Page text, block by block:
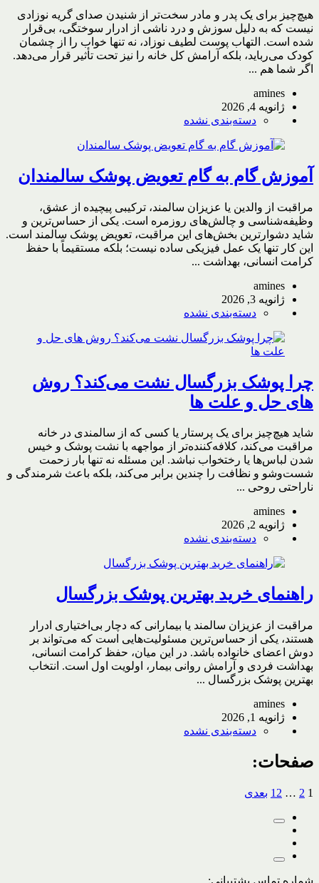
هیچ‌چیز برای یک پدر و مادر سخت‌تر از شنیدن صدای گریه نوزادی
نیست که به دلیل سوزش و درد ناشی از ادرار سوختگی، بی‌قرار
شده است. التهاب پوست لطیف نوزاد، نه تنها خواب را از چشمان
کودک می‌رباید، بلکه آرامش کل خانه را نیز تحت تأثیر قرار می‌دهد.
اگر شما هم ...
amines
ژانویه 4, 2026
دسته‌بندی نشده
آموزش گام به گام تعویض پوشک سالمندان
مراقبت از والدین یا عزیزان سالمند، ترکیبی پیچیده از عشق،
وظیفه‌شناسی و چالش‌های روزمره است. یکی از حساس‌ترین و
شاید دشوارترین بخش‌های این مراقبت، تعویض پوشک سالمند است.
این کار تنها یک عمل فیزیکی ساده نیست؛ بلکه مستقیماً با حفظ
کرامت انسانی، بهداشت ...
amines
ژانویه 3, 2026
دسته‌بندی نشده
چرا پوشک بزرگسال نشت می‌کند؟ روش
های حل و علت ها
شاید هیچ‌چیز برای یک پرستار یا کسی که از سالمندی در خانه
مراقبت می‌کند، کلافه‌کننده‌تر از مواجهه با نشت پوشک و خیس
شدن لباس‌ها یا رختخواب نباشد. این مسئله نه تنها بار زحمت
شست‌وشو و نظافت را چندین برابر می‌کند، بلکه باعث شرمندگی و
ناراحتی روحی ...
amines
ژانویه 2, 2026
دسته‌بندی نشده
راهنمای خرید بهترین پوشک بزرگسال
مراقبت از عزیزان سالمند یا بیمارانی که دچار بی‌اختیاری ادرار
هستند، یکی از حساس‌ترین مسئولیت‌هایی است که می‌تواند بر
دوش اعضای خانواده باشد. در این میان، حفظ کرامت انسانی،
بهداشت فردی و آرامش روانی بیمار، اولویت اول است. انتخاب
بهترین پوشک بزرگسال ...
amines
ژانویه 1, 2026
دسته‌بندی نشده
صفحات:
1
2
…
12 بعدی
شماره تماس پشتیبانی: